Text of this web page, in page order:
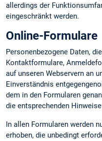
allerdings der
eingeschränkt werden.
Online-Formulare
Personenbezogene Daten,
Kontaktformulare,
auf unseren Webservern an
Einverständnis
dem in den Formularen
die entsprechenden
In allen Formularen werden
erhoben, die unbedingt